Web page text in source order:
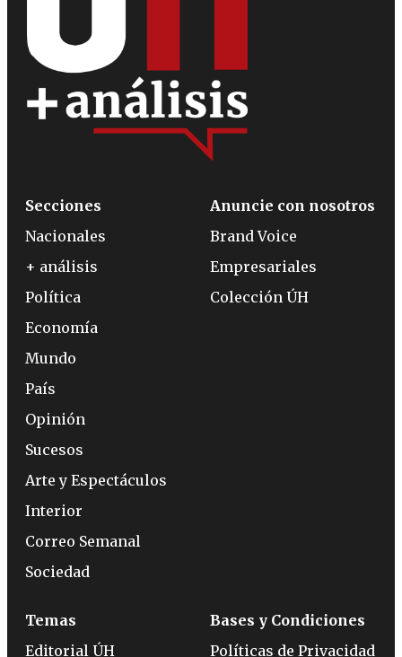
Secciones
Nacionales
+ análisis
Política
Economía
Mundo
País
Opinión
Sucesos
Arte y Espectáculos
Interior
Correo Semanal
Sociedad
Anuncie con nosotros
Brand Voice
Empresariales
Colección ÚH
Temas
Editorial ÚH
Bases y Condiciones
Políticas de Privacidad